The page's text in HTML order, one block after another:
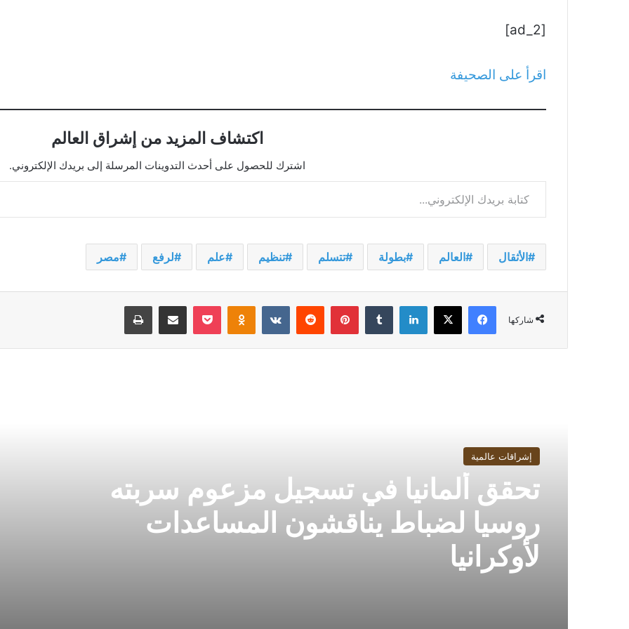
[ad_2]
اقرأ على الصحيفة
اكتشاف المزيد من إشراق العالم
اشترك للحصول على أحدث التدوينات المرسلة إلى بريدك الإلكتروني.
كتابة بريدك الإلكتروني...
الأثقال العالم بطولة تتسلم تنظيم علم لرفع مصر
شاركها
فيسبوك
‫X لينكدإن بينتيريست Odnoklassniki
‫Pocketمشاركة عبر البريد طباعة
إشراقات عالمية
تحقق ألمانيا في تسجيل مزعوم سربته
روسيا لضباط يناقشون المساعدات
لأوكرانيا